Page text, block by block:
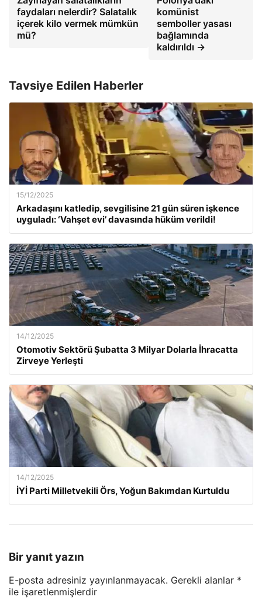
faydaları nelerdir? Salatalık
içerek kilo vermek mümkün
mü?
komünist
semboller yasası
bağlamında
kaldırıldı →
Tavsiye Edilen Haberler
15/12/2025
Arkadaşını katledip, sevgilisine 21 gün süren işkence
uyguladı: ‘Vahşet evi’ davasında hüküm verildi!
14/12/2025
Otomotiv Sektörü Şubatta 3 Milyar Dolarla İhracatta
Zirveye Yerleşti
14/12/2025
İYİ Parti Milletvekili Örs, Yoğun Bakımdan Kurtuldu
Bir yanıt yazın
E-posta adresiniz yayınlanmayacak. Gerekli alanlar *
ile işaretlenmişlerdir